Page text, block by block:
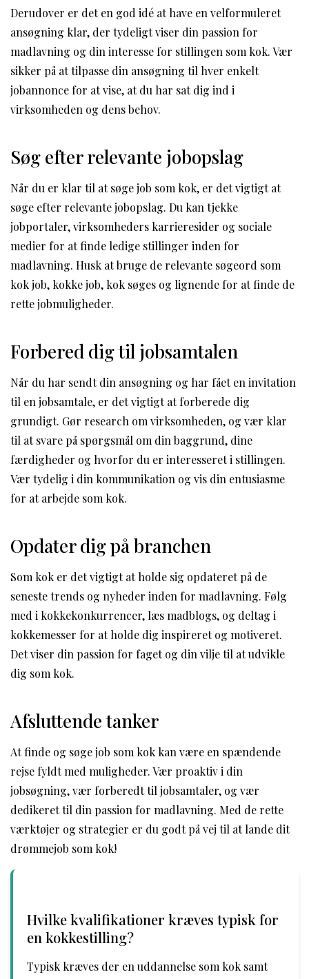
Derudover er det en god idé at have en velformuleret
ansøgning klar, der tydeligt viser din passion for
madlavning og din interesse for stillingen som kok. Vær
sikker på at tilpasse din ansøgning til hver enkelt
jobannonce for at vise, at du har sat dig ind i
virksomheden og dens behov.
Søg efter relevante jobopslag
Når du er klar til at søge job som kok, er det vigtigt at
søge efter relevante jobopslag. Du kan tjekke
jobportaler, virksomheders karrieresider og sociale
medier for at finde ledige stillinger inden for
madlavning. Husk at bruge de relevante søgeord som
kok job, kokke job, kok søges og lignende for at finde de
rette jobmuligheder.
Forbered dig til jobsamtalen
Når du har sendt din ansøgning og har fået en invitation
til en jobsamtale, er det vigtigt at forberede dig
grundigt. Gør research om virksomheden, og vær klar
til at svare på spørgsmål om din baggrund, dine
færdigheder og hvorfor du er interesseret i stillingen.
Vær tydelig i din kommunikation og vis din entusiasme
for at arbejde som kok.
Opdater dig på branchen
Som kok er det vigtigt at holde sig opdateret på de
seneste trends og nyheder inden for madlavning. Følg
med i kokkekonkurrencer, læs madblogs, og deltag i
kokkemesser for at holde dig inspireret og motiveret.
Det viser din passion for faget og din vilje til at udvikle
dig som kok.
Afsluttende tanker
At finde og søge job som kok kan være en spændende
rejse fyldt med muligheder. Vær proaktiv i din
jobsøgning, vær forberedt til jobsamtaler, og vær
dedikeret til din passion for madlavning. Med de rette
værktøjer og strategier er du godt på vej til at lande dit
drømmejob som kok!
Hvilke kvalifikationer kræves typisk for
en kokkestilling?
Typisk kræves der en uddannelse som kok samt